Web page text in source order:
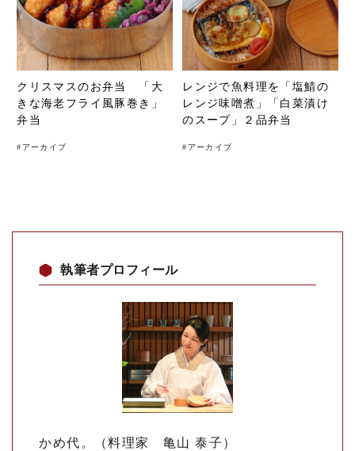
クリスマスのお弁当 「大
きな海老フライ風豚巻き」
弁当
# アーカイブ
レンジで魚料理を「塩鯖の
レンジ味噌煮」「白菜漬け
のスープ」２品弁当
# アーカイブ
執筆者プロフィール
かめ代。（料理家 亀山 泰子）